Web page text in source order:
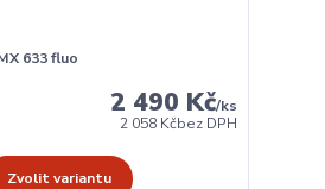
633 fluo
2 490 Kč/ks
2 058 Kčbez DPH
Zvolit variantu